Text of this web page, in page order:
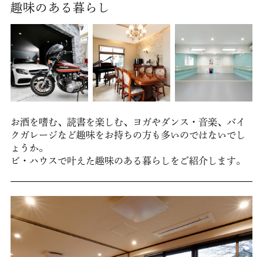
趣味のある暮らし
お酒を嗜む、読書を楽しむ、ヨガやダンス・音楽、バイ
クガレージなど趣味をお持ちの方も多いのではないでし
ょうか。
ビ・ハウスで叶えた趣味のある暮らしをご紹介します。